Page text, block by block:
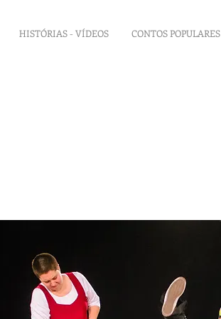
HISTÓRIAS - VÍDEOS CONTOS POPULARES